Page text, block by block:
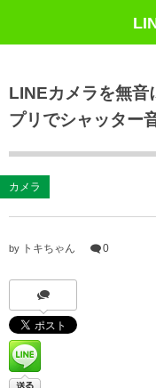
LINEカメラを無音
プリでシャッター
カメラ
by トキちゃん 0